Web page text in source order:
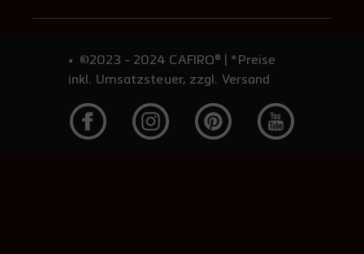
©2023 - 2024 CAFIRO® | *Preise
inkl. Umsatzsteuer, zzgl. Versand